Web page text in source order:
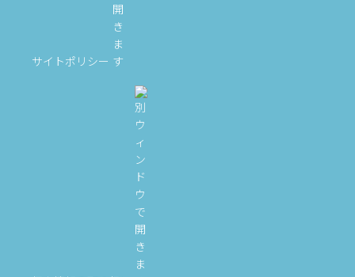
サイトポリシー